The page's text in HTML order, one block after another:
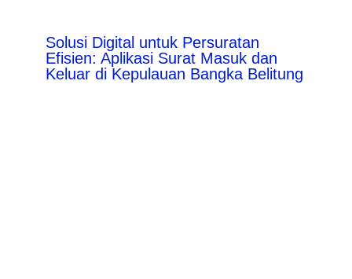
Solusi Digital untuk Persuratan
Efisien: Aplikasi Surat Masuk dan
Keluar di Kepulauan Bangka Belitung